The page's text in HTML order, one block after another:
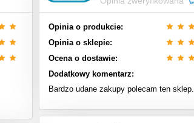
Opinia o produkcie:
Opinia o sklepie:
Ocena o dostawie:
Dodatkowy komentarz:
Bardzo udane zakupy polecam ten sklep.